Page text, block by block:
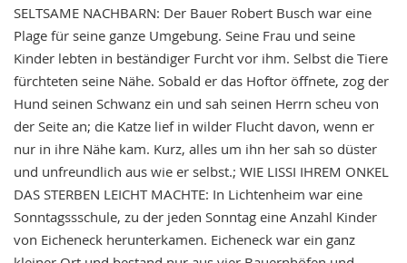
SELTSAME NACHBARN: Der Bauer Robert Busch war eine
Plage für seine ganze Umgebung. Seine Frau und seine
Kinder lebten in beständiger Furcht vor ihm. Selbst die Tiere
fürchteten seine Nähe. Sobald er das Hoftor öffnete, zog der
Hund seinen Schwanz ein und sah seinen Herrn scheu von
der Seite an; die Katze lief in wilder Flucht davon, wenn er
nur in ihre Nähe kam. Kurz, alles um ihn her sah so düster
und unfreundlich aus wie er selbst.; WIE LISSI IHREM ONKEL
DAS STERBEN LEICHT MACHTE: In Lichtenheim war eine
Sonntagssschule, zu der jeden Sonntag eine Anzahl Kinder
von Eicheneck herunterkamen. Eicheneck war ein ganz